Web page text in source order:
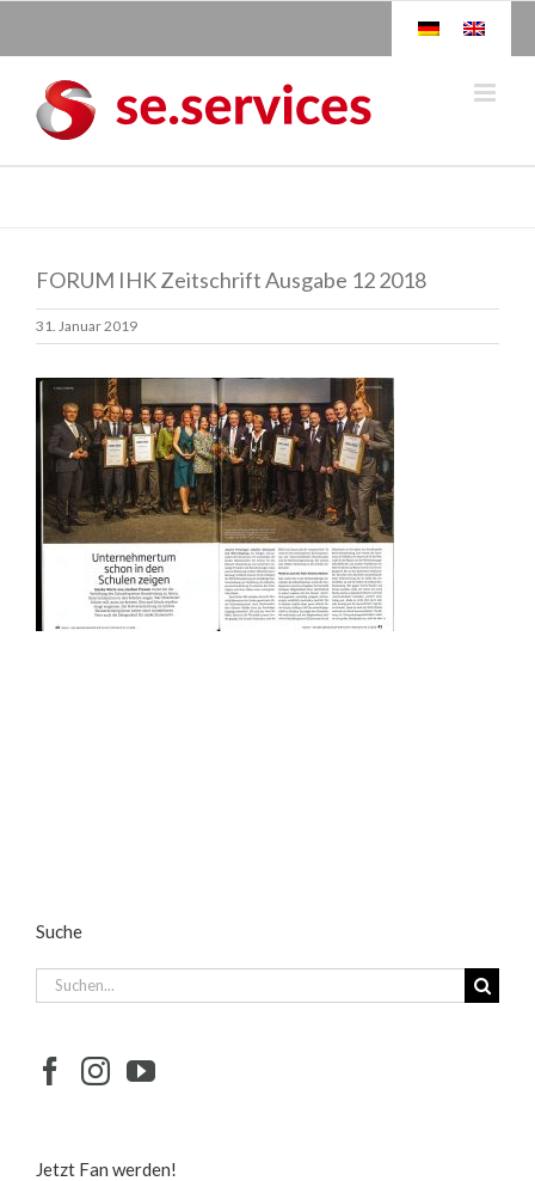
FORUM IHK Zeitschrift Ausgabe 12 2018
31. Januar 2019
Suche
Suche
nach:
Jetzt Fan werden!